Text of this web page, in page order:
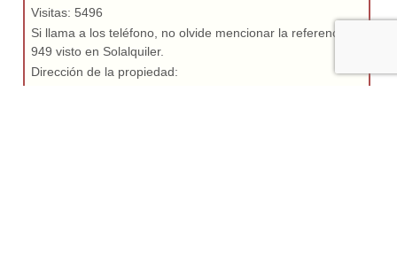
Visitas: 5496
Si llama a los teléfono, no olvide mencionar la referencia
949 visto en Solalquiler.
Dirección de la propiedad: